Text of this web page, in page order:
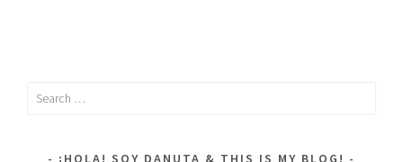
Search
¡HOLA! SOY DANUTA & THIS IS MY BLOG!